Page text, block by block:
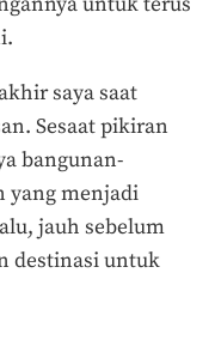
saya saat
Sesaat pikiran
bangunan-
yang menjadi
jauh sebelum
destinasi untuk